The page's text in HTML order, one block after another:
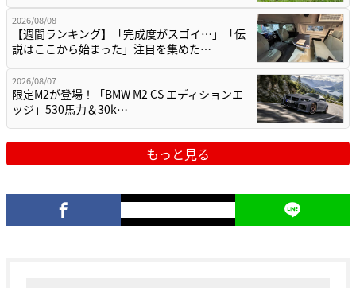
2026/08/08
【週間ランキング】「完成度がスゴイ…」「伝
説はここから始まった」注目を集めた…
2026/08/07
限定M2が登場！「BMW M2 CS エディションエ
ッジ」530馬力＆30k…
もっと見る